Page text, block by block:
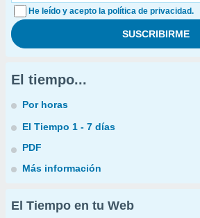
He leído y acepto la política de privacidad.
El tiempo...
Por horas
El Tiempo 1 - 7 días
PDF
Más información
El Tiempo en tu Web